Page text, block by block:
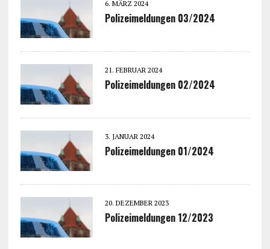
6. MÄRZ 2024
Polizeimeldungen 03/2024
21. FEBRUAR 2024
Polizeimeldungen 02/2024
3. JANUAR 2024
Polizeimeldungen 01/2024
20. DEZEMBER 2023
Polizeimeldungen 12/2023